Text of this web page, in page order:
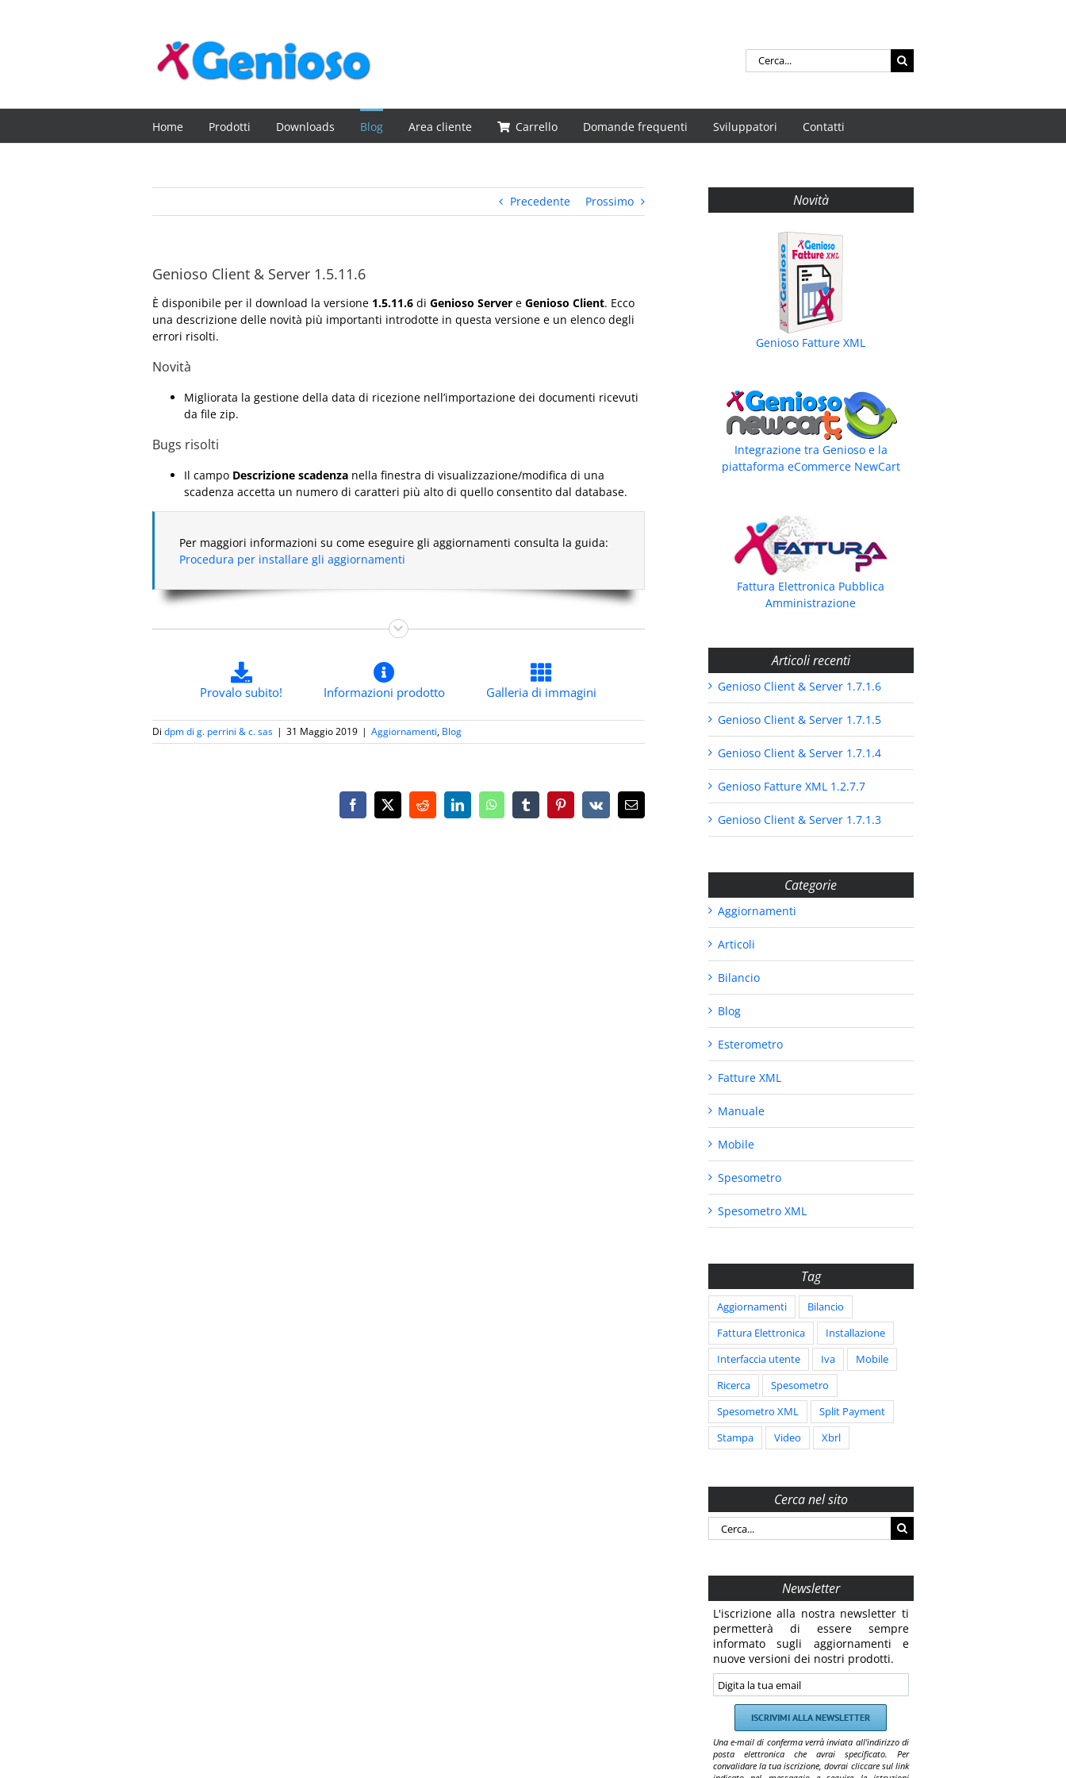
Cerca
per:
Home Prodotti Downloads Blog Area cliente Carrello Domande frequenti Sviluppatori Contatti
Precedente Prossimo
Genioso Client & Server 1.5.11.6
È disponibile per il download la versione 1.5.11.6 di Genioso Server e Genioso Client. Ecco
una descrizione delle novità più importanti introdotte in questa versione e un elenco degli
errori risolti.
Novità
Migliorata la gestione della data di ricezione nell’importazione dei documenti ricevuti
da file zip.
Bugs risolti
Il campo Descrizione scadenza nella finestra di visualizzazione/modifica di una
scadenza accetta un numero di caratteri più alto di quello consentito dal database.
Per maggiori informazioni su come eseguire gli aggiornamenti consulta la guida:
Procedura per installare gli aggiornamenti
Provalo subito! Informazioni prodotto Galleria di immagini
Di dpm di g. perrini & c. sas | 31 Maggio 2019 | Aggiornamenti, Blog
Facebook
X RedditLinkedInWhatsAppTumblrPinterest
Vk Email
Novità
Genioso Fatture XML
Integrazione tra Genioso e la
piattaforma eCommerce NewCart
Fattura Elettronica Pubblica
Amministrazione
Articoli recenti
Genioso Client & Server 1.7.1.6
Genioso Client & Server 1.7.1.5
Genioso Client & Server 1.7.1.4
Genioso Fatture XML 1.2.7.7
Genioso Client & Server 1.7.1.3
Categorie
Aggiornamenti
Articoli
Bilancio
Blog
Esterometro
Fatture XML
Manuale
Mobile
Spesometro
Spesometro XML
Tag
Aggiornamenti
Bilancio
Fattura Elettronica
Installazione
Interfaccia utente
Iva
Mobile
Ricerca
Spesometro
Spesometro XML
Split Payment
Stampa
Video Xbrl
Cerca nel sito
Cerca
per:
Newsletter
L'iscrizione alla nostra newsletter ti
permetterà di essere sempre
informato sugli aggiornamenti e
nuove versioni dei nostri prodotti.
Una e-mail di conferma verrà inviata all'indirizzo di
posta elettronica che avrai specificato. Per
convalidare la tua iscrizione, dovrai cliccare sul link